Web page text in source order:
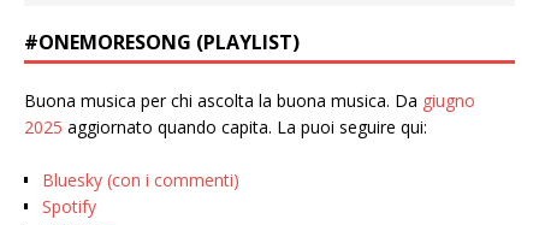
#ONEMORESONG (PLAYLIST)
Buona musica per chi ascolta la buona musica. Da giugno
2025 aggiornato quando capita. La puoi seguire qui:
Bluesky (con i commenti)
Spotify